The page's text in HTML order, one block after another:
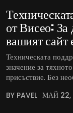
от Висео: За
вашият сайт
Техническата
значение за
присъствие. Без
BY PAVEL МАЙ 22,